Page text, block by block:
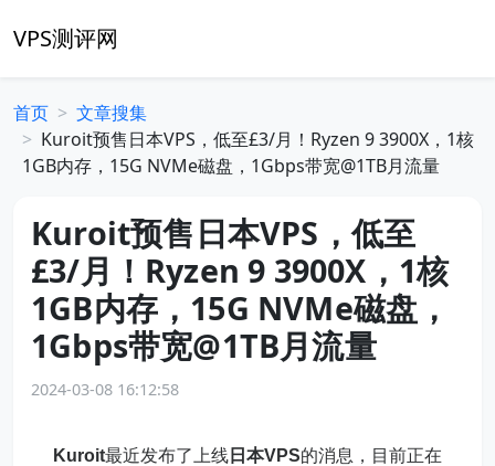
VPS测评网
首页
文章搜集
Kuroit预售日本VPS，低至£3/月！Ryzen 9 3900X，1核
1GB内存，15G NVMe磁盘，1Gbps带宽@1TB月流量
Kuroit预售日本VPS，低至
£3/月！Ryzen 9 3900X，1核
1GB内存，15G NVMe磁盘，
1Gbps带宽@1TB月流量
2024-03-08 16:12:58
Kuroit最近发布了上线 日本VPS的消息，目前正在